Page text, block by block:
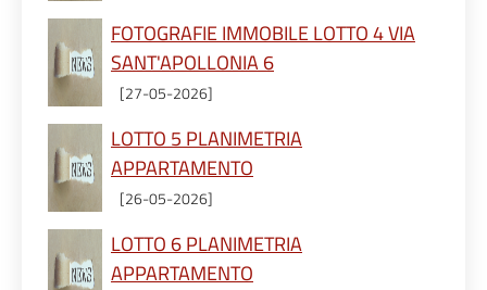
FOTOGRAFIE IMMOBILE LOTTO 4 VIA
SANT'APOLLONIA 6
[27-05-2026]
LOTTO 5 PLANIMETRIA
APPARTAMENTO
[26-05-2026]
LOTTO 6 PLANIMETRIA
APPARTAMENTO